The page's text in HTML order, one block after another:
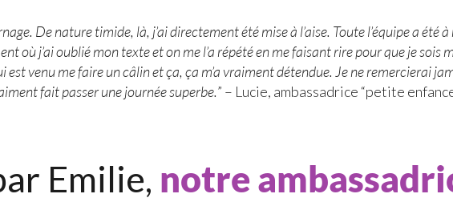
De nature timide, là, j’ai directement été mise à l’aise. Toute l’équipe a été
où j’ai oublié mon texte et on me l’a répété en me faisant rire pour que je sois
venu me faire un câlin et ça, ça m’a vraiment détendue. Je ne remercierai
fait passer une journée superbe.” – Lucie, ambassadrice “petite
Emilie, notre